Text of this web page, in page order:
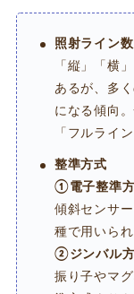
照射ライン数
「縦」「横
あるが、多
になる傾向
「フルライ
整準方式
①電子整準
傾斜センサ
種で用いら
②ジンバル方
振り子やマ